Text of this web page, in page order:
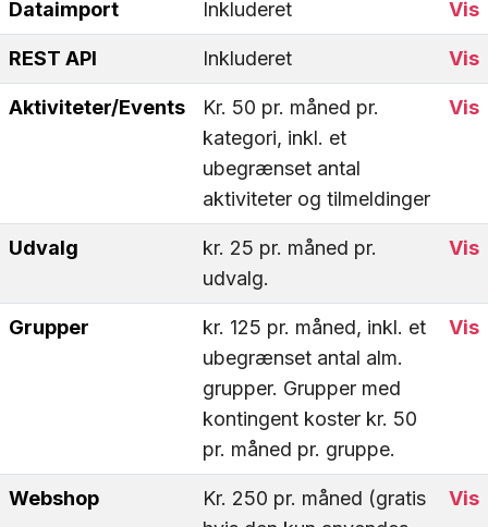
Dataimport Inkluderet Vis
REST API Inkluderet Vis
Aktiviteter/Events
Kr. 50 pr. måned pr.
kategori, inkl. et
ubegrænset antal
aktiviteter og tilmeldinger
Vis
Udvalg
kr. 25 pr. måned pr.
udvalg.
Vis
Grupper
kr. 125 pr. måned, inkl. et
ubegrænset antal alm.
grupper. Grupper med
kontingent koster kr. 50
pr. måned pr. gruppe.
Vis
Webshop
Kr. 250 pr. måned (gratis
Vis